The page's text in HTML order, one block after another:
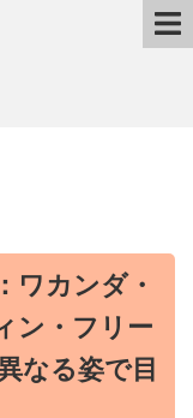
ワカンダ・
ン・フリー
なる姿で目